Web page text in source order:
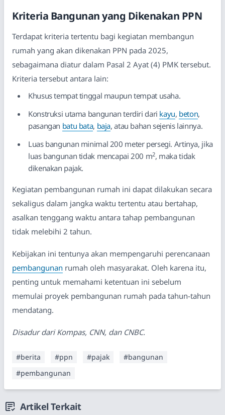
Kriteria Bangunan yang Dikenakan PPN
Terdapat kriteria tertentu bagi kegiatan membangun
rumah yang akan dikenakan PPN pada 2025,
sebagaimana diatur dalam Pasal 2 Ayat (4) PMK tersebut.
Kriteria tersebut antara lain:
Khusus tempat tinggal maupun tempat usaha.
Konstruksi utama bangunan terdiri dari kayu, beton,
pasangan batu bata, baja, atau bahan sejenis lainnya.
Luas bangunan minimal 200 meter persegi. Artinya, jika
luas bangunan tidak mencapai 200 m2, maka tidak
dikenakan pajak.
Kegiatan pembangunan rumah ini dapat dilakukan secara
sekaligus dalam jangka waktu tertentu atau bertahap,
asalkan tenggang waktu antara tahap pembangunan
tidak melebihi 2 tahun.
Kebijakan ini tentunya akan mempengaruhi perencanaan
pembangunan rumah oleh masyarakat. Oleh karena itu,
penting untuk memahami ketentuan ini sebelum
memulai proyek pembangunan rumah pada tahun-tahun
mendatang.
Disadur dari Kompas, CNN, dan CNBC.
#berita #ppn #pajak
#bangunan
#pembangunan
Artikel Terkait